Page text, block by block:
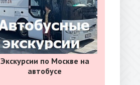
Экскурсии по Москве на
автобусе